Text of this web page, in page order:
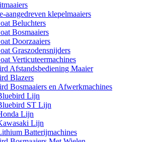
aangedreven klepelmaaiers
Beluchters
Bosmaaiers
Doorzaaiers
Graszodensnijders
Verticuteermachines
Afstandsbediening Maaier
Blazers
Bosmaaiers en Afwerkmachines
Lijn
ST Lijn
Lijn
Lijn
Batterijmachines